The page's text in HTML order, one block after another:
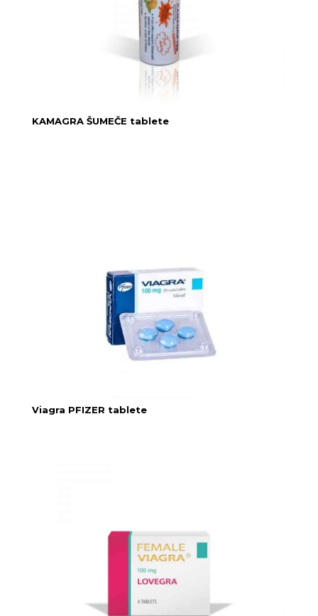
KAMAGRA ŠUMEČE tablete
Viagra PFIZER tablete